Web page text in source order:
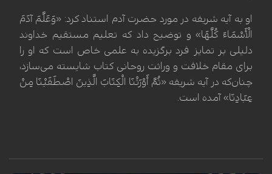
او به آیه شریفه در مورد حضرت آدم استناد کرد: «وَعَلَّمَ آدَمَ
الْأَسْمَاءَ كُلَّهَا» و توضیح داد که تعلیم مستقیم خداوند
دلیلی بر تمایز فرد برگزیده به علمی خاص است که او را
برای مقام خلافت و وراثت روحانی کتاب شایسته می‌سازد،
چنان‌که در آیه شریفه «ثُمَّ أَوْرَثْنَا الْكِتَابَ الَّذِينَ اصْطَفَيْنَا مِنْ
عِبَادِنَا» آمده است.